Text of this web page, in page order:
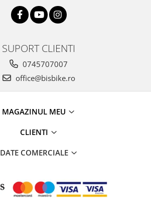
SUPORT CLIENTI
0745707007
office@bisbike.ro
MAGAZINUL MEU
CLIENTI
DATE COMERCIALE